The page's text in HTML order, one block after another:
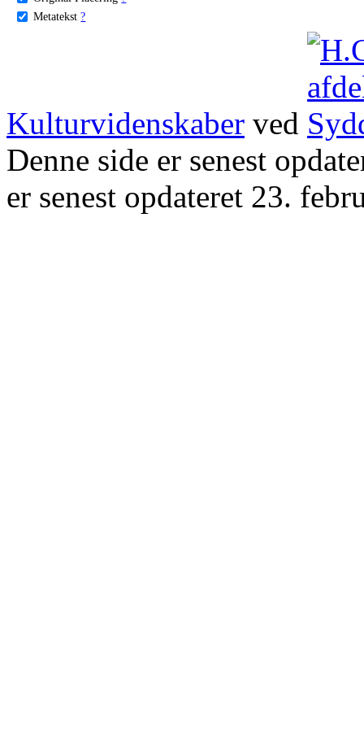
Metatekst ?
Kulturvidenskaber ved
Denne side er senest
er senest opdateret 23.